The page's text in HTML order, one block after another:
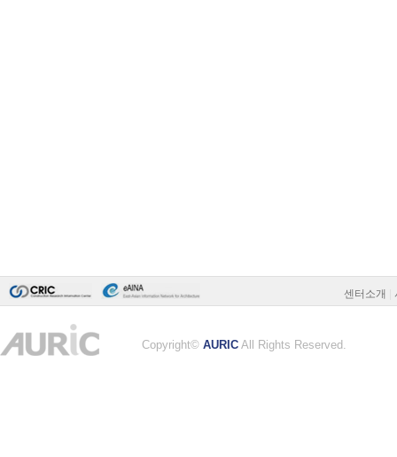
센터소개
Copyright© AURIC All Rights Reserved.